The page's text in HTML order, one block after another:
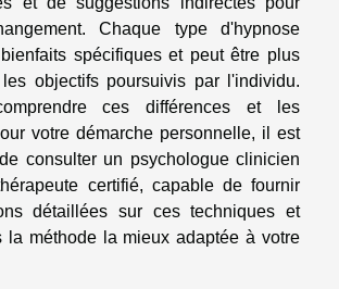
Chaque type d'hypnose
spécifiques et peut être plus
objectifs poursuivis par l'individu.
ces différences et les
votre démarche personnelle, il est
consulter un psychologue clinicien
certifié, capable de fournir
détaillées sur ces techniques et
la méthode la mieux adaptée à votre